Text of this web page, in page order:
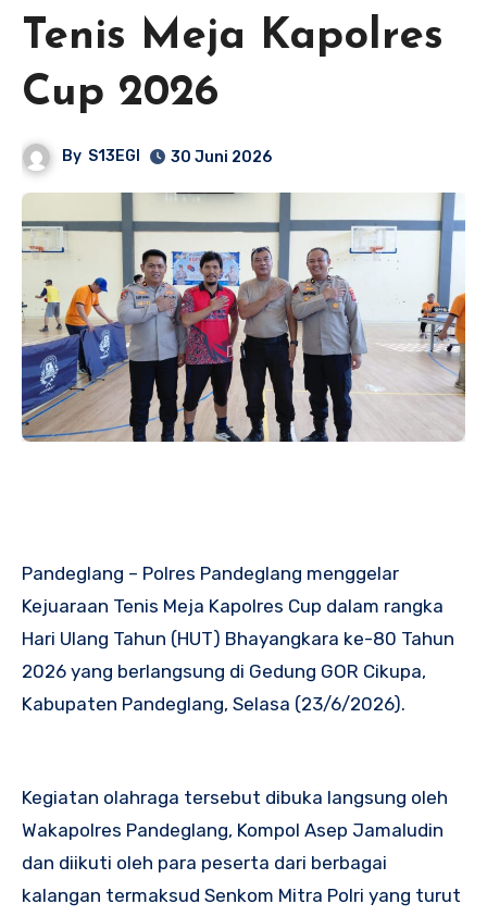
Tenis Meja Kapolres
Cup 2026
By S13EGI 30 Juni 2026
Pandeglang – Polres Pandeglang menggelar
Kejuaraan Tenis Meja Kapolres Cup dalam rangka
Hari Ulang Tahun (HUT) Bhayangkara ke-80 Tahun
2026 yang berlangsung di Gedung GOR Cikupa,
Kabupaten Pandeglang, Selasa (23/6/2026).
Kegiatan olahraga tersebut dibuka langsung oleh
Wakapolres Pandeglang, Kompol Asep Jamaludin
dan diikuti oleh para peserta dari berbagai
kalangan termaksud Senkom Mitra Polri yang turut